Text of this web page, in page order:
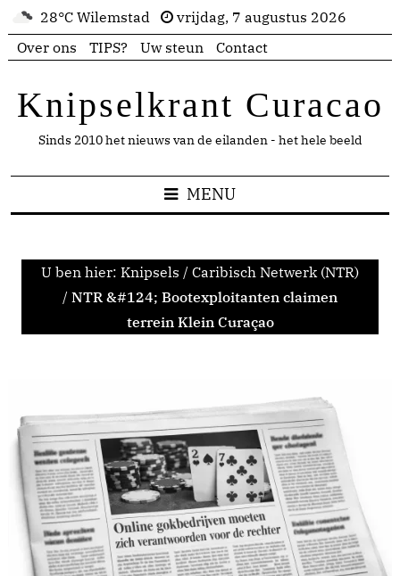
28°C Wilemstad
vrijdag, 7 augustus 2026
Over ons
TIPS? Uw steun Contact
Knipselkrant Curacao
Sinds 2010 het nieuws van de eilanden - het hele beeld
MENU
U ben hier: Knipsels / Caribisch Netwerk (NTR)
/ NTR &#124; Bootexploitanten claimen
terrein Klein Curaçao